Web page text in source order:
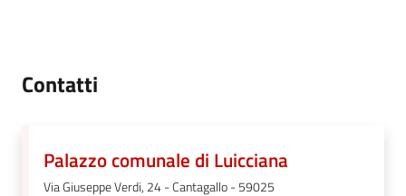
Contatti
Palazzo comunale di Luicciana
Via Giuseppe Verdi, 24 - Cantagallo - 59025